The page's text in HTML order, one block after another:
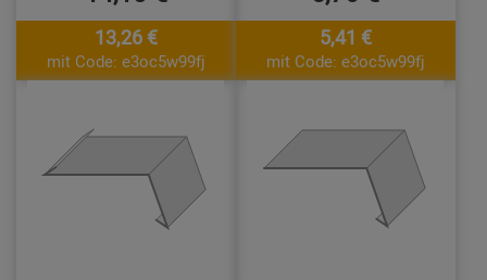
13,26 €
mit Code: e3oc5w99fj
5,41 €
mit Code: e3oc5w99fj